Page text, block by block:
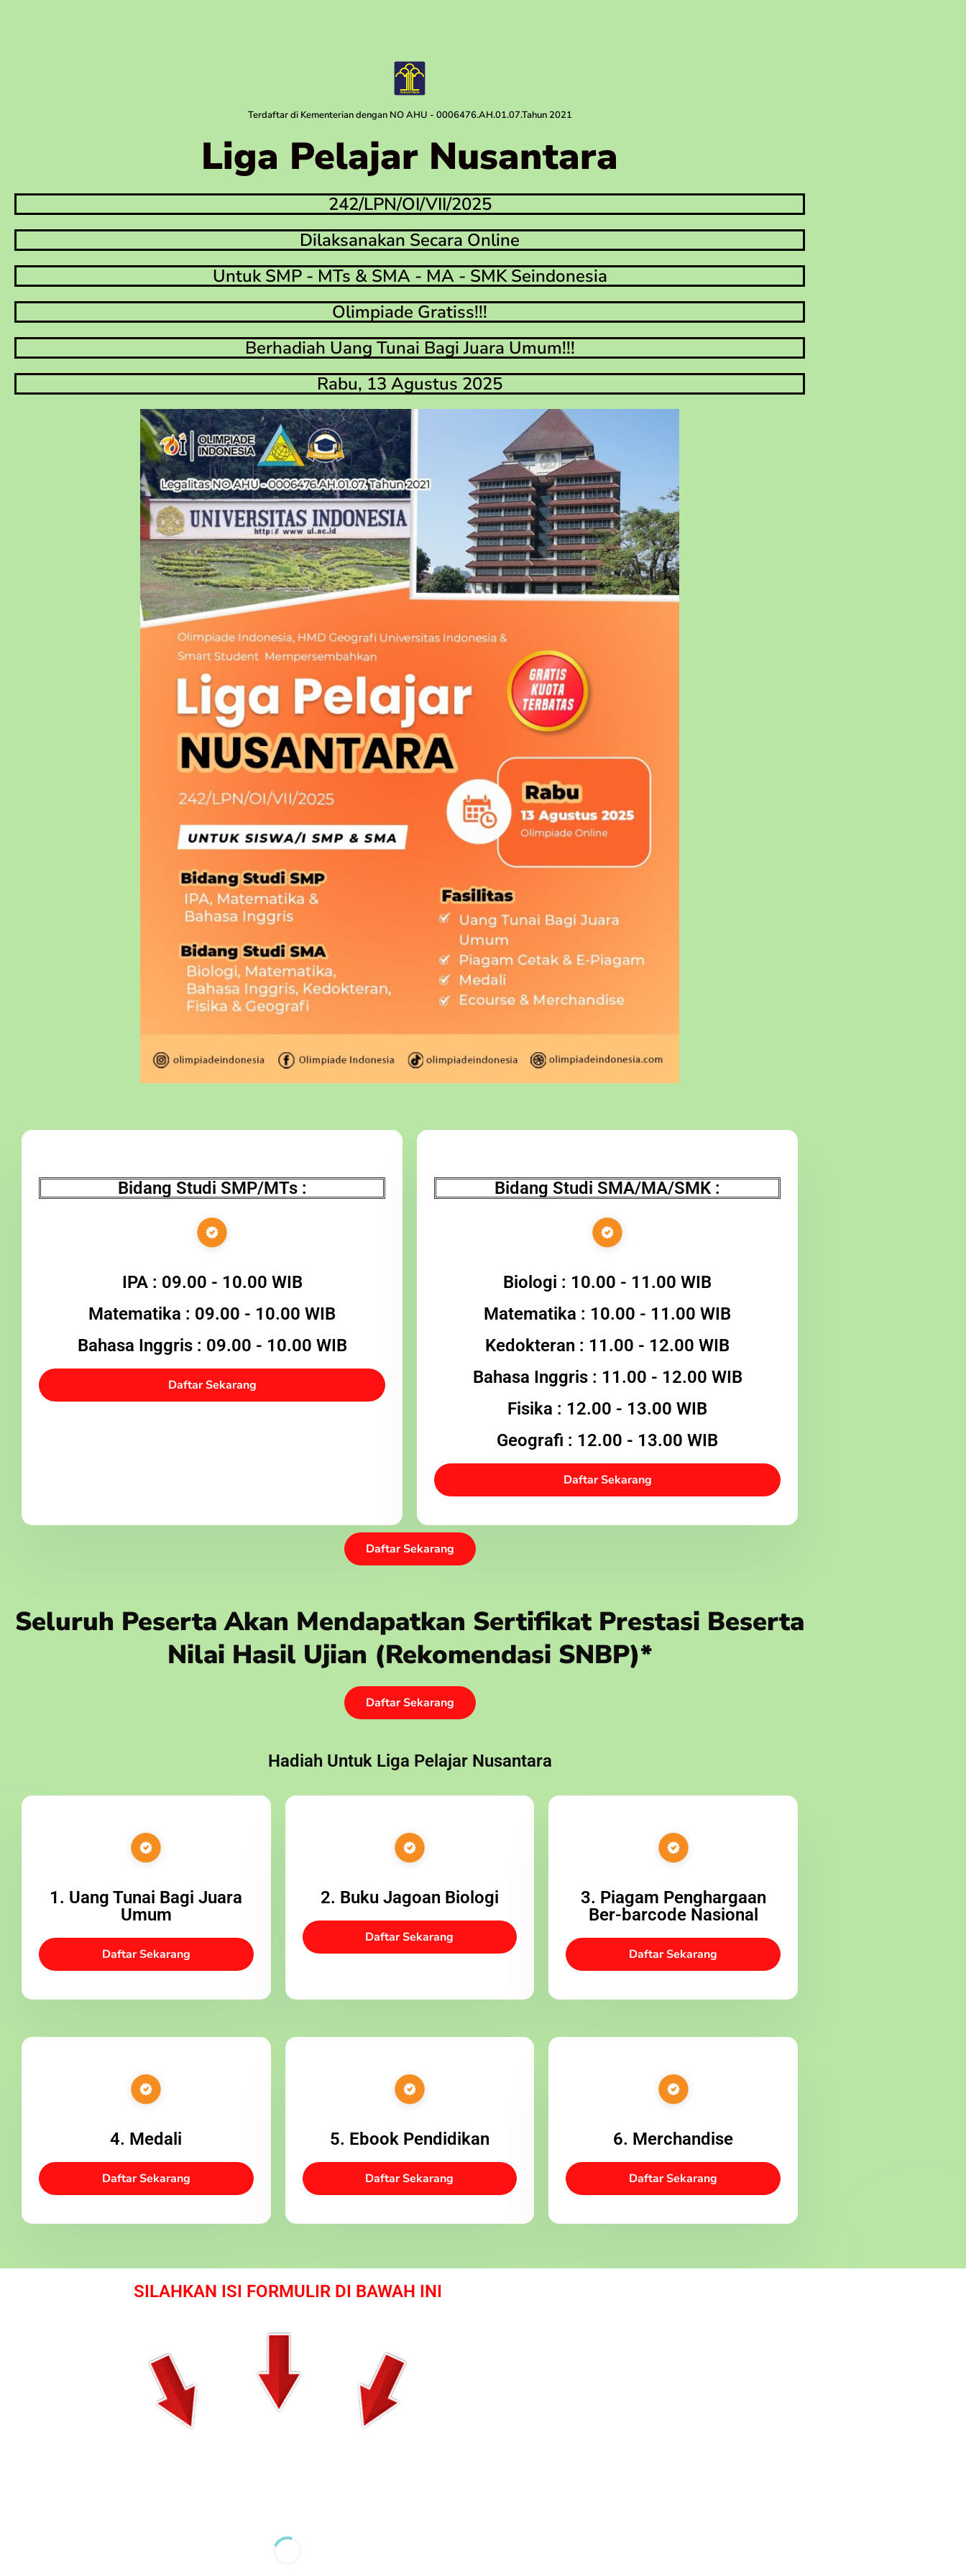
Terdaftar di Kementerian dengan NO AHU - 0006476.AH.01.07.Tahun 2021
Liga Pelajar Nusantara
242/LPN/OI/VII/2025
Dilaksanakan Secara Online
Untuk SMP - MTs & SMA - MA - SMK Seindonesia
Olimpiade Gratiss!!!
Berhadiah Uang Tunai Bagi Juara Umum!!!
Rabu, 13 Agustus 2025
Bidang Studi SMP/MTs :
IPA : 09.00 - 10.00 WIB
Matematika : 09.00 - 10.00 WIB
Bahasa Inggris : 09.00 - 10.00 WIB
Daftar Sekarang
Bidang Studi SMA/MA/SMK :
Biologi : 10.00 - 11.00 WIB
Matematika : 10.00 - 11.00 WIB
Kedokteran : 11.00 - 12.00 WIB
Bahasa Inggris : 11.00 - 12.00 WIB
Fisika : 12.00 - 13.00 WIB
Geografi : 12.00 - 13.00 WIB
Daftar Sekarang
Daftar Sekarang
Seluruh Peserta Akan Mendapatkan Sertifikat Prestasi Beserta
Nilai Hasil Ujian (rekomendasi SNBP)*
Daftar Sekarang
Hadiah Untuk Liga Pelajar Nusantara
1. Uang Tunai Bagi Juara
Umum
Daftar Sekarang
2. Buku Jagoan Biologi
Daftar Sekarang
3. Piagam Penghargaan
Ber-barcode Nasional
Daftar Sekarang
4. Medali
Daftar Sekarang
5. Ebook Pendidikan
Daftar Sekarang
6. Merchandise
Daftar Sekarang
SILAHKAN ISI FORMULIR DI BAWAH INI